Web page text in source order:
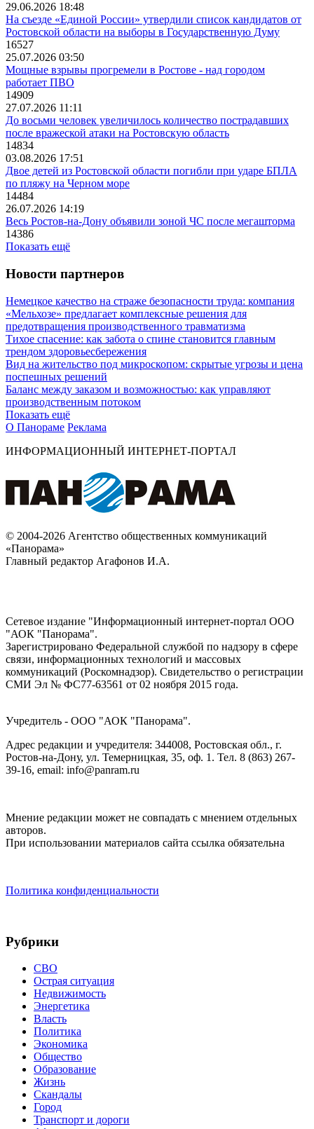
29.06.2026 18:48
На съезде «Единой России» утвердили список кандидатов от
Ростовской области на выборы в Государственную Думу
16527
25.07.2026 03:50
Мощные взрывы прогремели в Ростове - над городом
работает ПВО
14909
27.07.2026 11:11
До восьми человек увеличилось количество пострадавших
после вражеской атаки на Ростовскую область
14834
03.08.2026 17:51
Двое детей из Ростовской области погибли при ударе БПЛА
по пляжу на Черном море
14484
26.07.2026 14:19
Весь Ростов-на-Дону объявили зоной ЧС после мегашторма
14386
Показать ещё
Новости партнеров
Немецкое качество на страже безопасности труда: компания
«Мельхозе» предлагает комплексные решения для
предотвращения производственного травматизма
Тихое спасение: как забота о спине становится главным
трендом здоровьесбережения
Вид на жительство под микроскопом: скрытые угрозы и цена
поспешных решений
Баланс между заказом и возможностью: как управляют
производственным потоком
Показать ещё
О Панораме Реклама
ИНФОРМАЦИОННЫЙ ИНТЕРНЕТ-ПОРТАЛ
© 2004-2026 Агентство общественных коммуникаций
«Панорама»
Главный редактор Агафонов И.А.
Сетевое издание "Информационный интернет-портал ООО
"АОК "Панорама".
Зарегистрировано Федеральной службой по надзору в сфере
связи, информационных технологий и массовых
коммуникаций (Роскомнадзор). Cвидетельство о регистрации
СМИ Эл № ФС77-63561 от 02 ноября 2015 года.
Учредитель - ООО "АОК "Панорама".
Адрес редакции и учредителя: 344008, Ростовская обл., г.
Ростов-на-Дону, ул. Темерницкая, 35, оф. 1. Тел. 8 (863) 267-
39-16, email: info@panram.ru
Мнение редакции может не совпадать с мнением отдельных
авторов.
При использовании материалов сайта ссылка обязательна
Политика конфиденциальности
Рубрики
СВО
Острая ситуация
Недвижимость
Энергетика
Власть
Политика
Экономика
Общество
Образование
Жизнь
Скандалы
Город
Транспорт и дороги